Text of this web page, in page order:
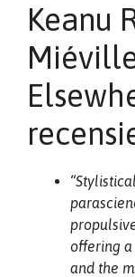
Keanu
offering
and the